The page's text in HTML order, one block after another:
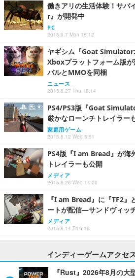
働きアリの生活体験！サ
r』が開発中
PC
2015.9.7 Mon 18:12
ヤギシム『Goat
Xboxプラットフォーム版
バルとMMOを同梱
ニュース
2015.8.27 Thu 18:14
PS4/PS3版『Goat
厳かなローンチトレイラー
家庭用ゲーム
2015.8.12 Wed 5:51
PS4版『I am Bread』が海
トレイラーも公開
メディア
2015.8.26 Wed 14:00
『I am Bread』に『TF2』
ートが配信―サンドヴィッ
メディア
2015.8.14 Fri 6:16
インディーゲームアクセ
『Rust』2026年8月の大